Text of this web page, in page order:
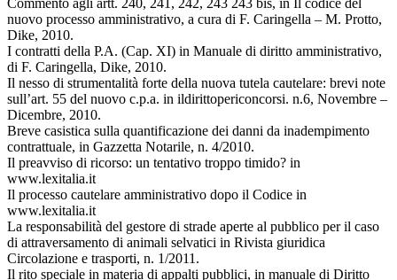
Commento agli artt. 240, 241, 242, 243 243 bis, in Il codice del
nuovo processo amministrativo, a cura di F. Caringella – M. Protto,
Dike, 2010.
I contratti della P.A. (Cap. XI) in Manuale di diritto amministrativo,
di F. Caringella, Dike, 2010.
Il nesso di strumentalità forte della nuova tutela cautelare: brevi note
sull’art. 55 del nuovo c.p.a. in ildirittopericoncorsi. n.6, Novembre –
Dicembre, 2010.
Breve casistica sulla quantificazione dei danni da inadempimento
contrattuale, in Gazzetta Notarile, n. 4/2010.
Il preavviso di ricorso: un tentativo troppo timido? in
www.lexitalia.it
Il processo cautelare amministrativo dopo il Codice in
www.lexitalia.it
La responsabilità del gestore di strade aperte al pubblico per il caso
di attraversamento di animali selvatici in Rivista giuridica
Circolazione e trasporti, n. 1/2011.
Il rito speciale in materia di appalti pubblici, in manuale di Diritto